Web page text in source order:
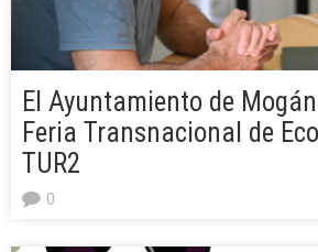
El Ayuntamiento de
Feria Transnacional de
TUR2
0